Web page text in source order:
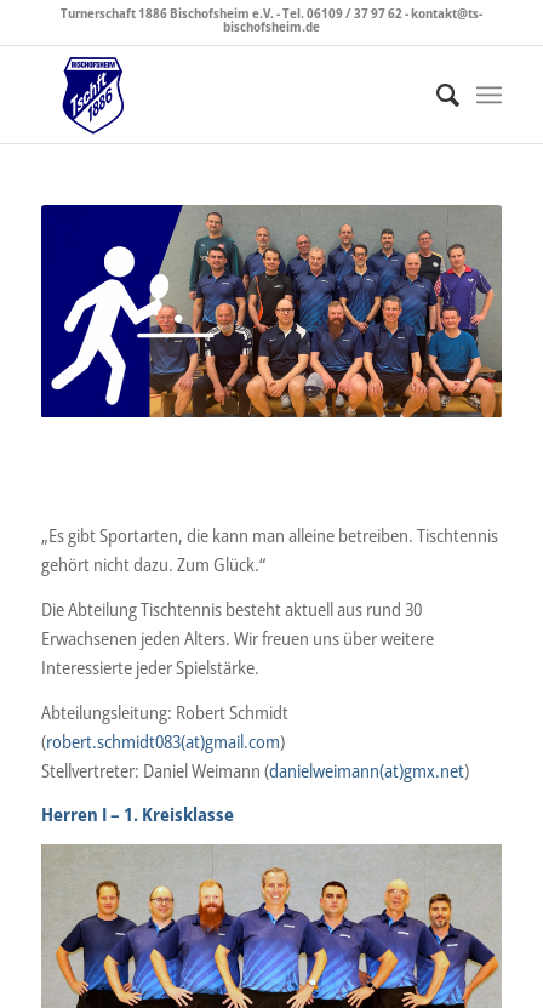
Turnerschaft 1886 Bischofsheim e.V. - Tel. 06109 / 37 97 62 - kontakt@ts-
bischofsheim.de
„Es gibt Sportarten, die kann man alleine betreiben. Tischtennis
gehört nicht dazu. Zum Glück.“
Die Abteilung Tischtennis besteht aktuell aus rund 30
Erwachsenen jeden Alters. Wir freuen uns über weitere
Interessierte jeder Spielstärke.
Abteilungsleitung: Robert Schmidt
(robert.schmidt083(at)gmail.com)
Stellvertreter: Daniel Weimann (danielweimann(at)gmx.net)
Herren I – 1. Kreisklasse